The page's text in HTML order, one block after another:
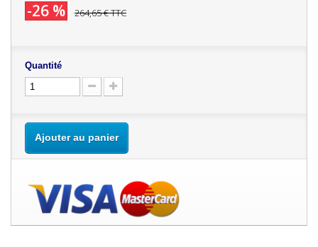
-26 % 264,65 €TTC
Quantité
Ajouter au panier